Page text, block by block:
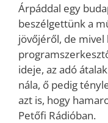
Árpáddal egy
beszélgettünk a
jövőjéről, de mivel
ideje, az adó
nála, ő pedig
azt is, hogy
Petőfi Rádióban.